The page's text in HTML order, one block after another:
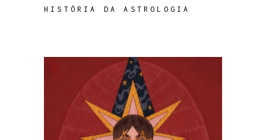
HISTÓRIA DA ASTROLOGIA